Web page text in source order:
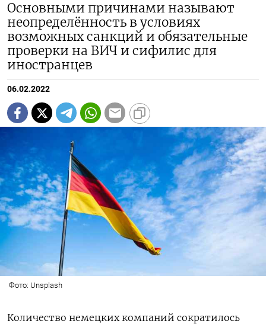
Основными причинами называют
неопределённость в условиях
возможных санкций и обязательные
проверки на ВИЧ и сифилис для
иностранцев
06.02.2022
Фото: Unsplash
Количество немецких компаний сократилось